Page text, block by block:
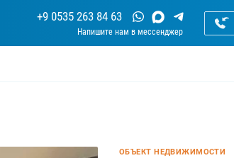
+9 0535 263 84 63
ОБЪЕКТ НЕДВИЖИМОСТИ